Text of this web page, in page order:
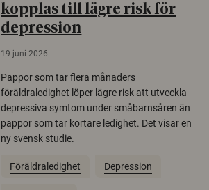
kopplas till lägre risk för
depression
19 juni 2026
Pappor som tar flera månaders
föräldraledighet löper lägre risk att utveckla
depressiva symtom under småbarnsåren än
pappor som tar kortare ledighet. Det visar en
ny svensk studie.
Föräldraledighet Depression